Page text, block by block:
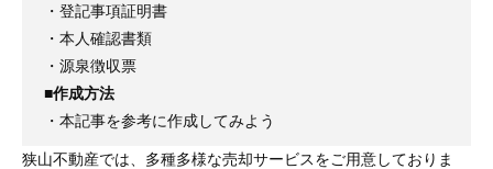
・登記事項証明書
・本人確認書類
・源泉徴収票
■作成方法
・本記事を参考に作成してみよう
狭山不動産では、多種多様な売却サービスをご用意しておりま